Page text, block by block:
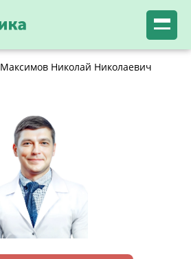
Максимов Николай Николаевич